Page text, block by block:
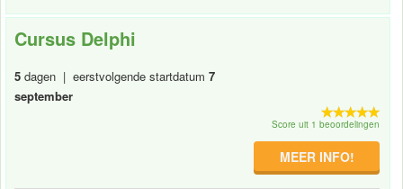
Cursus Delphi
5 dagen | eerstvolgende startdatum 7
september
Score uit 1 beoordelingen
MEER INFO!